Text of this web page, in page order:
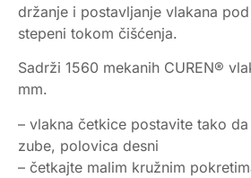
držanje i postavljanje vlakana
stepeni tokom čišćenja.
Sadrži 1560 mekanih CUREN®
mm.
– vlakna četkice postavite tako
zube, polovica desni
– četkajte malim kružnim